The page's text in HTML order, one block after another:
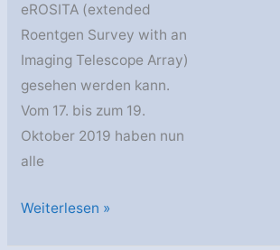
eROSITA (extended
Roentgen Survey with an
Imaging Telescope Array)
gesehen werden kann.
Vom 17. bis zum 19.
Oktober 2019 haben nun
alle
eROSITA
Weiterlesen »